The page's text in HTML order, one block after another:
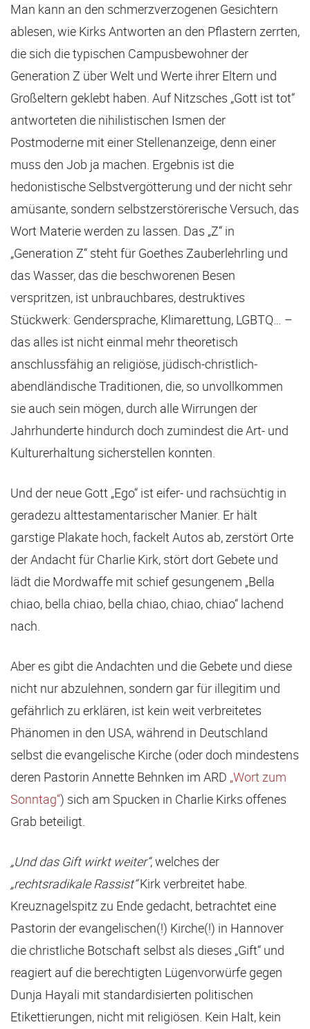
Man kann an den schmerzverzogenen Gesichtern
ablesen, wie Kirks Antworten an den Pflastern zerrten,
die sich die typischen Campusbewohner der
Generation Z über Welt und Werte ihrer Eltern und
Großeltern geklebt haben. Auf Nitzsches „Gott ist tot“
antworteten die nihilistischen Ismen der
Postmoderne mit einer Stellenanzeige, denn einer
muss den Job ja machen. Ergebnis ist die
hedonistische Selbstvergötterung und der nicht sehr
amüsante, sondern selbstzerstörerische Versuch, das
Wort Materie werden zu lassen. Das „Z“ in
„Generation Z“ steht für Goethes Zauberlehrling und
das Wasser, das die beschworenen Besen
verspritzen, ist unbrauchbares, destruktives
Stückwerk: Gendersprache, Klimarettung, LGBTQ… –
das alles ist nicht einmal mehr theoretisch
anschlussfähig an religiöse, jüdisch-christlich-
abendländische Traditionen, die, so unvollkommen
sie auch sein mögen, durch alle Wirrungen der
Jahrhunderte hindurch doch zumindest die Art- und
Kulturerhaltung sicherstellen konnten.
Und der neue Gott „Ego“ ist eifer- und rachsüchtig in
geradezu alttestamentarischer Manier. Er hält
garstige Plakate hoch, fackelt Autos ab, zerstört Orte
der Andacht für Charlie Kirk, stört dort Gebete und
lädt die Mordwaffe mit schief gesungenem „Bella
chiao, bella chiao, bella chiao, chiao, chiao“ lachend
nach.
Aber es gibt die Andachten und die Gebete und diese
nicht nur abzulehnen, sondern gar für illegitim und
gefährlich zu erklären, ist kein weit verbreitetes
Phänomen in den USA, während in Deutschland
selbst die evangelische Kirche (oder doch mindestens
deren Pastorin Annette Behnken im ARD „Wort zum
Sonntag“) sich am Spucken in Charlie Kirks offenes
Grab beteiligt.
„Und das Gift wirkt weiter“, welches der
„rechtsradikale Rassist“Kirk verbreitet habe.
Kreuznagelspitz zu Ende gedacht, betrachtet eine
Pastorin der evangelischen(!) Kirche(!) in Hannover
die christliche Botschaft selbst als dieses „Gift“ und
reagiert auf die berechtigten Lügenvorwürfe gegen
Dunja Hayali mit standardisierten politischen
Etikettierungen, nicht mit religiösen. Kein Halt, kein